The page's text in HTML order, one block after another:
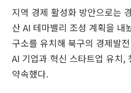
지역 경제 활성화 방안으로는
산 AI 테마밸리 조성 계획을 내
구소를 유치해 북구의 경제발
AI 기업과 혁신 스타트업 유치,
약속했다.